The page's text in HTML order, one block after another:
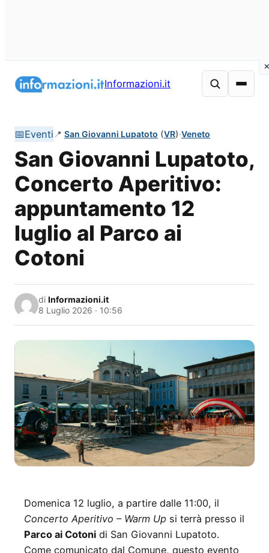
Informazioni.it
📅Eventi 📍 San Giovanni Lupatoto (VR)·Veneto
San Giovanni Lupatoto,
Concerto Aperitivo:
appuntamento 12
luglio al Parco ai
Cotoni
di Informazioni.it
8 Luglio 2026 · 10:56
Domenica 12 luglio, a partire dalle 11:00, il
Concerto Aperitivo – Warm Up si terrà presso il
Parco ai Cotoni di San Giovanni Lupatoto.
Come comunicato dal Comune, questo evento